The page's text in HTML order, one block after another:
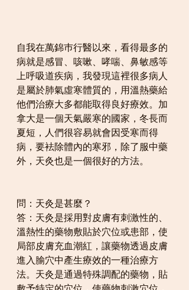
自我在萬錦巿行醫以來，看得最多的
病就是感冒、咳嗽、哮喘、鼻敏感等
上呼吸道疾病，我發現這裡很多病人
是屬於肺氣虛寒體質的，用溫熱藥給
他們治療大多都能取得良好療效。加
拿大是一個天氣嚴寒的國家，冬長而
夏短，人們很容易就會因受寒而得
病，要袪除體內的寒邪，除了服中藥
外，天灸也是一個很好的方法。
問：天灸是甚麼？
答：天灸是採用對皮膚有刺激性的、
溫熱性的藥物敷貼於穴位或患部，使
局部皮膚充血潮紅，讓藥物透過皮膚
進入腧穴中產生療效的一種治療方
法。天灸是通過特殊調配的藥物，貼